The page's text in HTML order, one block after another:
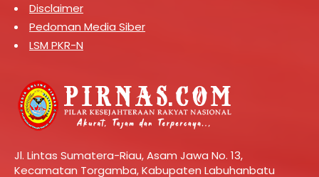
Disclaimer
Pedoman Media Siber
LSM PKR-N
Jl. Lintas Sumatera-Riau, Asam Jawa No. 13,
Kecamatan Torgamba, Kabupaten Labuhanbatu